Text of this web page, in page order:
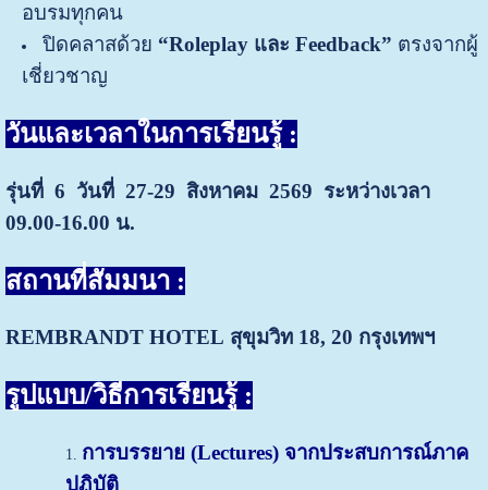
อบรมทุกคน
ปิดคลาสด้วย “Roleplay และ Feedback” ตรงจากผู้
เชี่ยวชาญ
วันและเวลาในการเรียนรู้ :
รุ่นที่ 6 วันที่ 27-29 สิงหาคม 2569 ระหว่างเวลา
09.00-16.00 น.
สถานที่สัมมนา :
REMBRANDT HOTEL สุขุมวิท 18, 20 กรุงเทพฯ
รูปแบบ/วิธีการเรียนรู้ :
การบรรยาย (Lectures) จากประสบการณ์ภาค
ปฏิบัติ